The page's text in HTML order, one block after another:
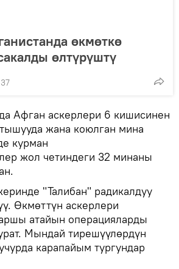
өкмөткө
өлтүрүштү
Афган аскерлери 6 кишисинен
жана коюлган мина
курман
жол четиндеги 32 минаны
"Талибан" радикалдуу
Өкмөттүн аскерлери
атайын операцияларды
Мындай тирешүүлөрдүн
карапайым тургундар